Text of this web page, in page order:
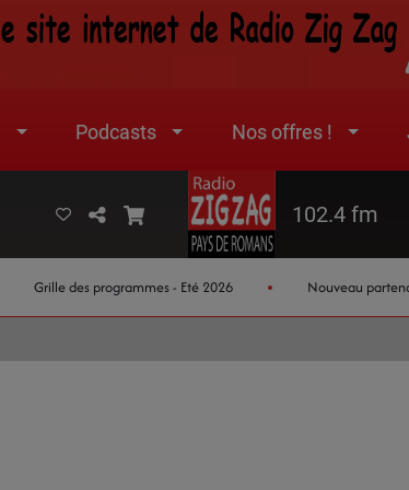
Podcasts Nos offres !
102.4 fm
Grille des programmes - Eté 2026 Nouveau